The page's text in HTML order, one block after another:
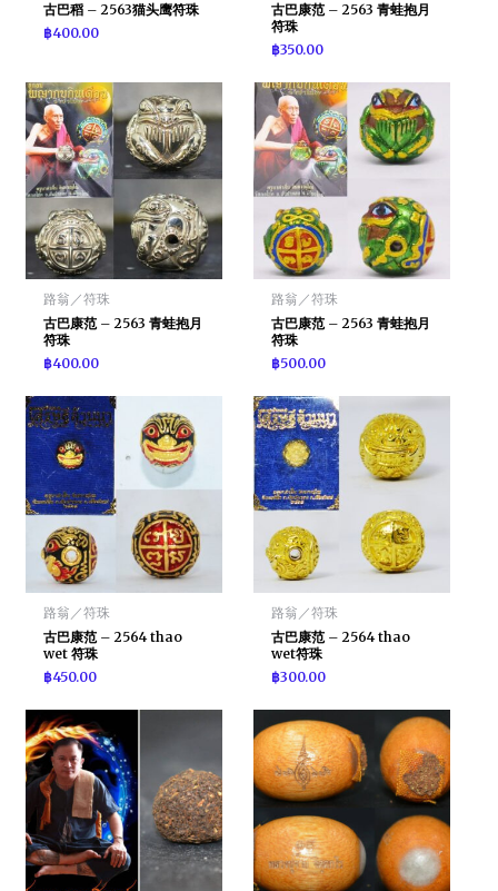
古巴稻 – 2563猫头鹰符珠
฿400.00
古巴康范 – 2563 青蛙抱月
符珠
฿350.00
路翁／符珠
古巴康范 – 2563 青蛙抱月
符珠
฿400.00
路翁／符珠
古巴康范 – 2563 青蛙抱月
符珠
฿500.00
路翁／符珠
古巴康范 – 2564 thao
wet 符珠
฿450.00
路翁／符珠
古巴康范 – 2564 thao
wet符珠
฿300.00